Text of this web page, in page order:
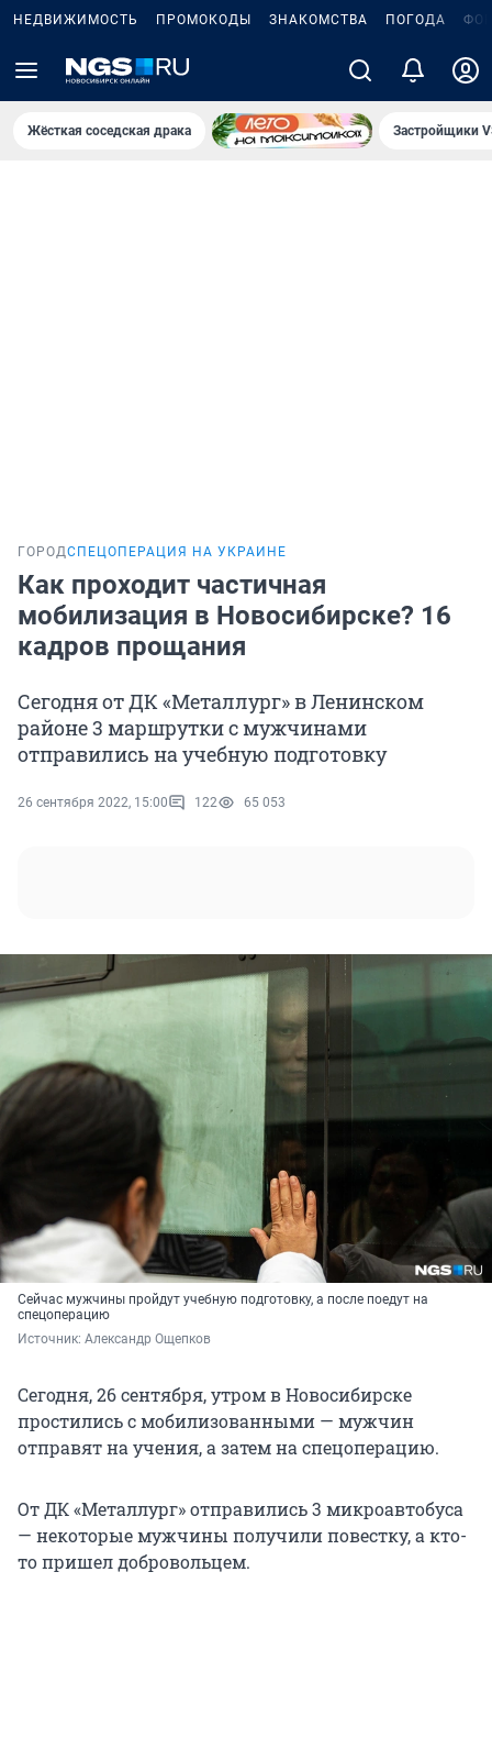
НЕДВИЖИМОСТЬ ПРОМОКОДЫ ЗНАКОМСТВА ПОГОДА
Жёсткая соседская драка Застройщики
ГОРОДСПЕЦОПЕРАЦИЯ НА УКРАИНЕ
Как проходит частичная
мобилизация в Новосибирске? 16
кадров прощания
Сегодня от ДК «Металлург» в Ленинском
районе 3 маршрутки с мужчинами
отправились на учебную подготовку
26 сентября 2022, 15:00 122 65 053
Сейчас мужчины пройдут учебную подготовку, а после поедут на
спецоперацию
Источник: Александр Ощепков
Сегодня, 26 сентября, утром в Новосибирске
простились с мобилизованными — мужчин
отправят на учения, а затем на спецоперацию.
От ДК «Металлург» отправились 3 микроавтобуса
— некоторые мужчины получили повестку, а кто-
то пришел добровольцем.